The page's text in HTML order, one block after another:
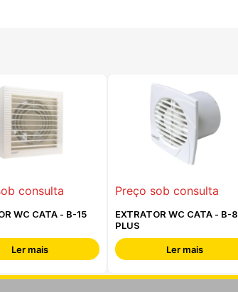
consulta
WC CATA - B-15
Ler mais
Preço sob consulta
EXTRATOR WC CATA - B-8
PLUS
Ler mais